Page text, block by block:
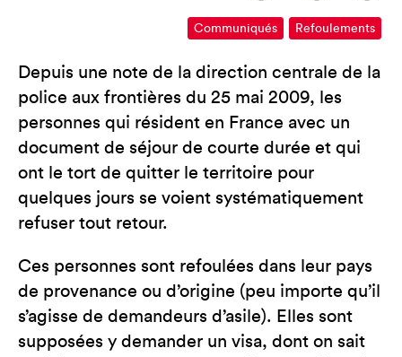
Communiqués Refoulements
Depuis une note de la direction centrale de la
police aux frontières du 25 mai 2009, les
personnes qui résident en France avec un
document de séjour de courte durée et qui
ont le tort de quitter le territoire pour
quelques jours se voient systématiquement
refuser tout retour.
Ces personnes sont refoulées dans leur pays
de provenance ou d’origine (peu importe qu’il
s’agisse de demandeurs d’asile). Elles sont
supposées y demander un visa, dont on sait